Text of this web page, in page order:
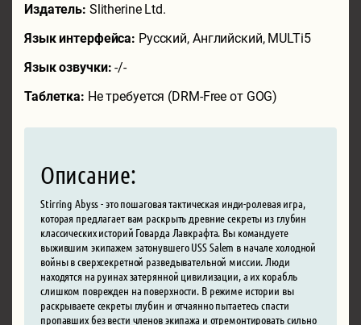
Издатель: Slitherine Ltd.
Язык интерфейса: Русский, Английский, MULTi5
Язык озвучки:-/-
Таблетка: Не требуется (DRM-Free от GOG)
Описание:
Stirring Abyss - это пошаговая тактическая инди-ролевая игра,
которая предлагает вам раскрыть древние секреты из глубин
классических историй Говарда Лавкрафта. Вы командуете
выжившим экипажем затонувшего USS Salem в начале холодной
войны в сверхсекретной разведывательной миссии. Люди
находятся на руинах затерянной цивилизации, а их корабль
слишком поврежден на поверхности. В режиме истории вы
раскрываете секреты глубин и отчаянно пытаетесь спасти
пропавших без вести членов экипажа и отремонтировать сильно